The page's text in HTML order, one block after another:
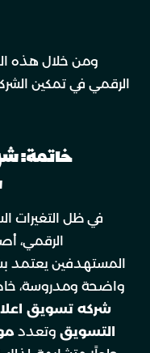
ومن خلال هذه
الرقمي في تمكين
خاتمة:
في ظل التغيرات
الرقمي،
المستهدفين يعتمد
واضحة ومدروسة،
شركه تسويق
التسويق وتعدد